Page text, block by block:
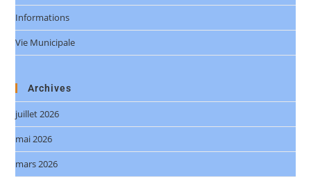
Informations
Vie Municipale
Archives
juillet 2026
mai 2026
mars 2026